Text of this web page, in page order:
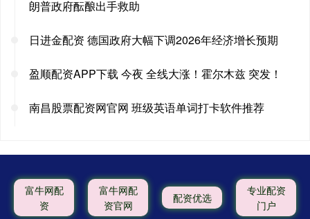
朗普政府酝酿出手救助
日进金配资 德国政府大幅下调2026年经济增长预期
盈顺配资APP下载 今夜 全线大涨！霍尔木兹 突发！
南昌股票配资网官网 班级英语单词打卡软件推荐
富牛网配
资
富牛网配
资官网
配资优选
专业配资
门户